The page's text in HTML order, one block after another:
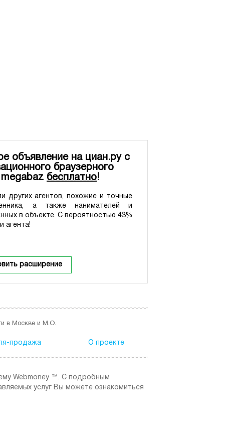
объявление на циан.ру с
браузерного
бесплатно!
других агентов, похожие и точные
а также нанимателей и
в объекте. С вероятностью 43%
агента!
расширение
в Москве и М.О.
продажа О проекте
Webmoney ™. C подробным
услуг Вы можете ознакомиться